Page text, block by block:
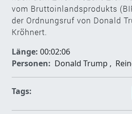
vom Bruttoinlandsprodukts
der Ordnungsruf von Donald
Kröhnert.
Länge: 00:02:06
Personen: Donald Trump ,
Tags: